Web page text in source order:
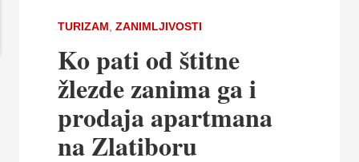
TURIZAM ZANIMLJIVOSTI
Ko pati od štitne
žlezde zanima ga i
prodaja apartmana
na Zlatiboru